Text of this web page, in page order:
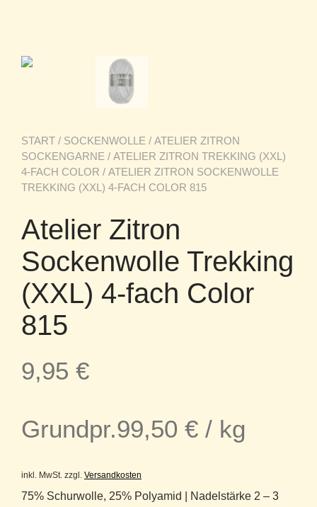
START / SOCKENWOLLE / ATELIER ZITRON
SOCKENGARNE / ATELIER ZITRON TREKKING (XXL)
4-FACH COLOR / ATELIER ZITRON SOCKENWOLLE
TREKKING (XXL) 4-FACH COLOR 815
Atelier Zitron
Sockenwolle Trekking
(XXL) 4-fach Color
815
9,95 €
Grundpr.99,50 € / kg
inkl. MwSt. zzgl. Versandkosten
75% Schurwolle, 25% Polyamid | Nadelstärke 2 – 3